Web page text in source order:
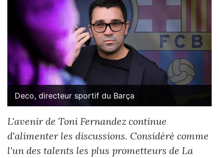
Deco, directeur sportif du Barça
L'avenir de Toni Fernandez continue
d'alimenter les discussions. Considéré comme
l'un des talents les plus prometteurs de La